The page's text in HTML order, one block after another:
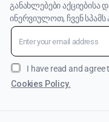
განახლებები აქციებისა
ინერვიულოთ, ჩვენ სპამს
I have read and agree
Cookies Policy.